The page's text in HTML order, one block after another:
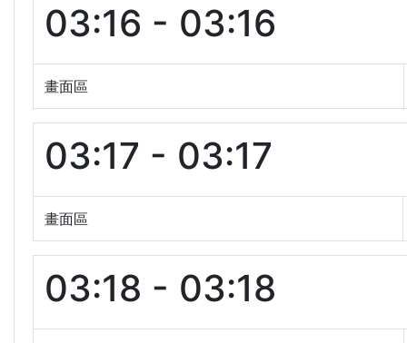
03:16 - 03:16
畫面區
03:17 - 03:17
畫面區
03:18 - 03:18